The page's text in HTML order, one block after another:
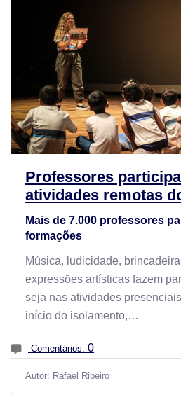
Professores
atividades remotas
Mais de 7.000 professores
formações
Música, ludicidade,
expressões artísticas fazem
seja nas atividades
início do isolamento,…
Comentários: 0
Autor: Rafael Ribeiro